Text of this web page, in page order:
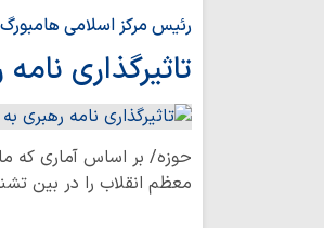
رئیس مرکز اسلامی
تاثیرگذاری
حوزه/ بر اساس آماری که
معظم انقلاب را در بین